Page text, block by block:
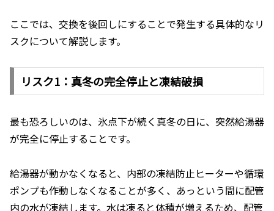
ここでは、交換を後回しにすることで発生する具体的なリ
スクについて解説します。
リスク1：真冬の完全停止と凍結破損
最も恐ろしいのは、氷点下が続く真冬の日に、突然給湯器
が完全に停止することです。
給湯器が動かなくなると、内部の凍結防止ヒーターや循環
ポンプも作動しなくなることが多く、あっという間に配管
内の水が凍結します。水は凍ると体積が増えるため、配管